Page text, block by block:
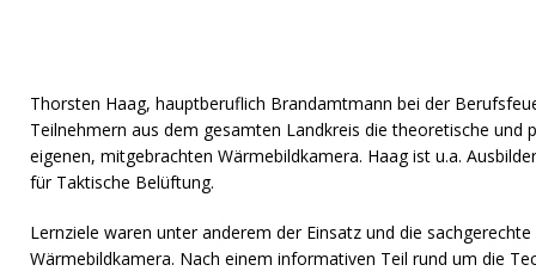
Thorsten Haag, hauptberuflich Brandamtmann bei der
Teilnehmern aus dem gesamten Landkreis die theoretische und
eigenen, mitgebrachten Wärmebildkamera. Haag ist u.a.
für Taktische Belüftung.
Lernziele waren unter anderem der Einsatz und die
Wärmebildkamera. Nach einem informativen Teil rund um die